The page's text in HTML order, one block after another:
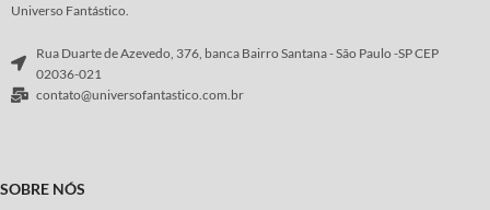
Universo Fantástico.
Rua Duarte de Azevedo, 376, banca Bairro Santana - São Paulo -SP CEP
02036-021
contato@universofantastico.com.br
SOBRE NÓS